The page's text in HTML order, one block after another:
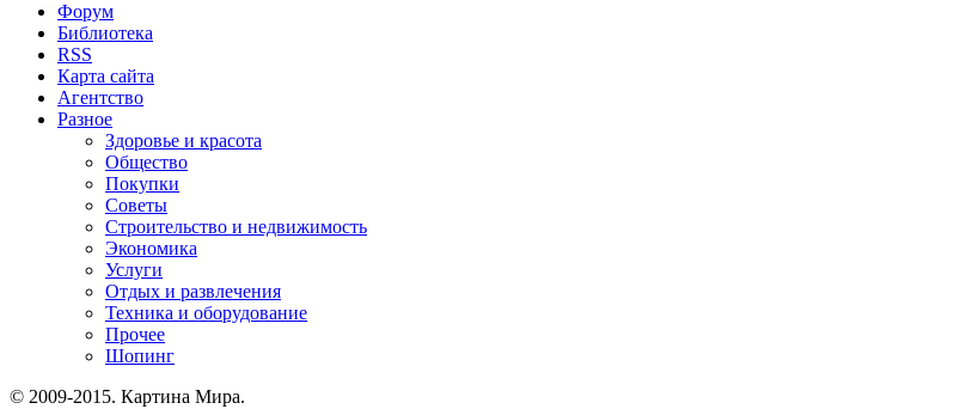
Форум
Библиотека
RSS
Карта сайта
Агентство
Разное
Здоровье и красота
Общество
Покупки
Советы
Строительство и недвижимость
Экономика
Услуги
Отдых и развлечения
Техника и оборудование
Прочее
Шопинг
© 2009-2015. Картина Мира.